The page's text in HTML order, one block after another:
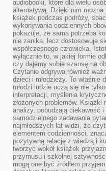
audiobooki, które dla wielu
alternatywą. Dzięki nim można
książek podczas podróży,
wykonywania codziennych
pokazuje, że sama potrzeba
nie zanika, lecz dostosowuje
współczesnego człowieka.
wyłącznie to, w jakiej formie
czy dajemy sobie szansę na
Czytanie odgrywa również
dzieci i młodzieży. To właśnie
młodzi ludzie uczą się nie
interpretacji, myślenia
złożonych problemów. Książki
analizy, pobudzają ciekawość i
samodzielnego zadawania
najmłodszych lat widzi, że
elementem codzienności,
pozytywną relację z wiedzą i
tworzyć wokół książek
przymusu i szkolnej
mogą one być źródłem